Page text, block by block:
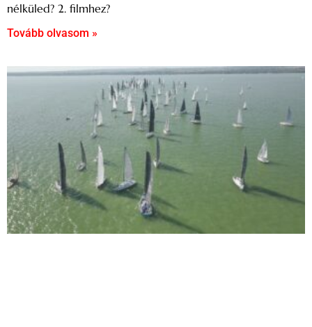
nélküled? 2. filmhez?
Tovább olvasom »